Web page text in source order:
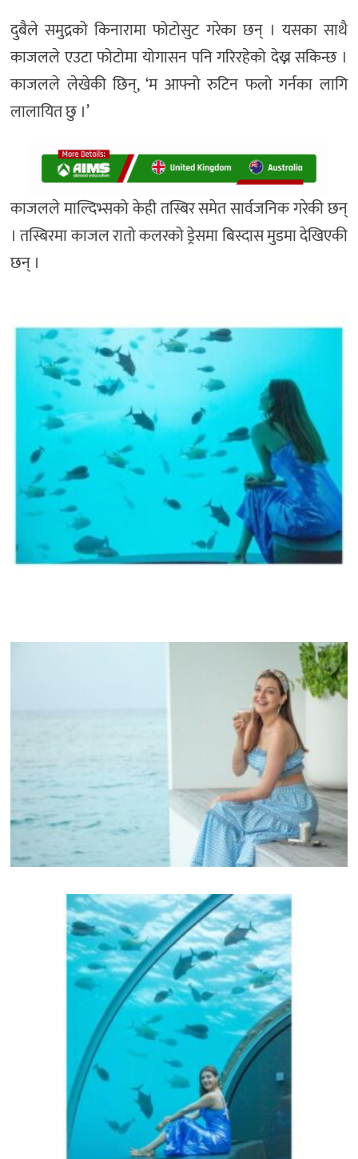
दुबैले समुद्रको किनारामा फोटोसुट गरेका छन् । यसका साथै
काजलले एउटा फोटोमा योगासन पनि गरिरहेको देख्न सकिन्छ ।
काजलले लेखेकी छिन्, ‘म आफ्नो रुटिन फलो गर्नका लागि
लालायित छु ।’
काजलले माल्दिभ्सको केही तस्बिर समेत सार्वजनिक गरेकी छन्
। तस्बिरमा काजल रातो कलरको ड्रेसमा बिस्दास मुडमा देखिएकी
छन् ।